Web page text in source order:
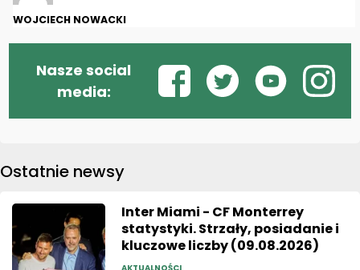
WOJCIECH NOWACKI
Nasze social
media:
Ostatnie newsy
Inter Miami - CF Monterrey
statystyki. Strzały, posiadanie i
kluczowe liczby (09.08.2026)